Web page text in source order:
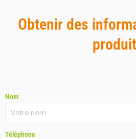
Obtenir des
produit
Nom
Téléphone